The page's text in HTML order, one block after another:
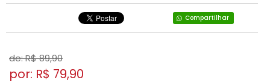
Compartilhar
de: R$89,90
por: R$ 79,90